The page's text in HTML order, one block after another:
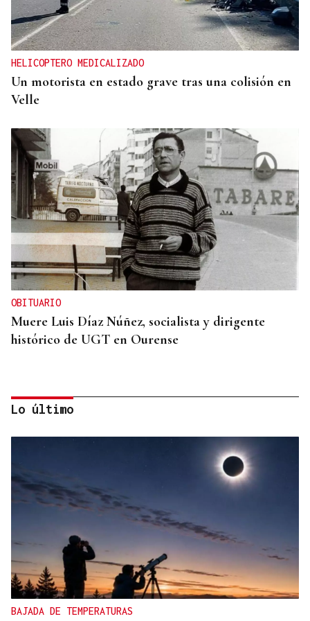
HELICOPTERO MEDICALIZADO
Un motorista en estado grave tras una colisión en
Velle
OBITUARIO
Muere Luis Díaz Núñez, socialista y dirigente
histórico de UGT en Ourense
CANEDO
Un herido en la colisión entre dos coches en la
entrada a las termas de Outariz
Lo último
BAJADA DE TEMPERATURAS